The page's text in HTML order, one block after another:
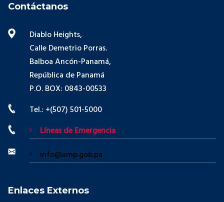
Contáctanos
Diablo Heights,
Calle Demetrio Porras.
Balboa Ancón-Panamá,
República de Panamá
P.O. BOX: 0843-00533
Tel.: +(507) 501-5000
Líneas de Emergencia
info@amp.gob.pa
Enlaces Externos